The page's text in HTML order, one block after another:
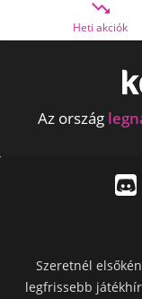
Az ország
Szeretnél
legfrissebb